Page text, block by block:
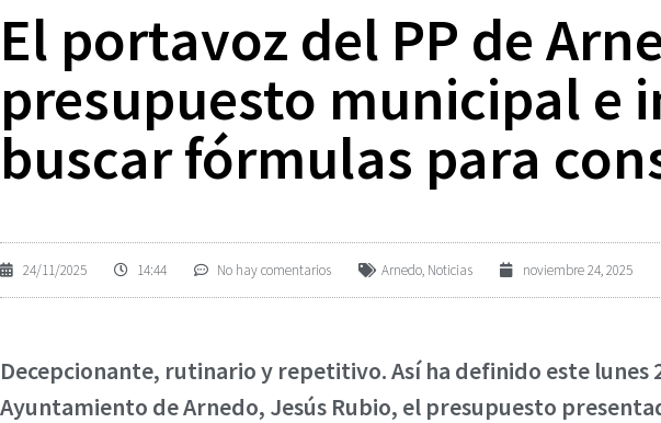
El portavoz del PP de
presupuesto municipal e
buscar fórmulas para
24/11/2025 14:44 No hay comentarios Arnedo, Noticias noviembre 24, 2025
Decepcionante, rutinario y repetitivo. Así ha definido este
Ayuntamiento de Arnedo, Jesús Rubio, el presupuesto